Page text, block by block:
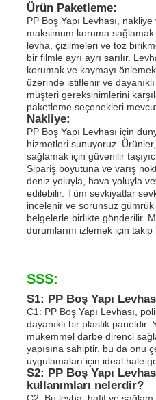
Ürün Paketleme:
PP Boş Yapı Levhası,
maksimum koruma
levha, çizilmeleri ve toz
bir filmle ayrı ayrı sarılır.
korumak ve kaymayı
üzerinde istiflenir ve
müşteri gereksinimlerini
paketleme seçenekleri
Nakliye:
PP Boş Yapı Levhası için
hizmetleri sunuyoruz.
sağlamak için güvenilir
Sipariş boyutuna ve varış
deniz yoluyla, hava yoluyla
edilebilir. Tüm sevkiyatlar
incelenir ve sorunsuz
belgelerle birlikte gönderilir.
durumlarını izlemek için takip
SSS:
S1: PP Boş Yapı
C1: PP Boş Yapı Levhası,
dayanıklı bir plastik paneldir.
mükemmel darbe direnci
yapısına sahiptir, bu da onu
uygulamaları için ideal hale
S2: PP Boş Yapı
kullanımları nelerdir?
C2: Bu levha, hafif ve